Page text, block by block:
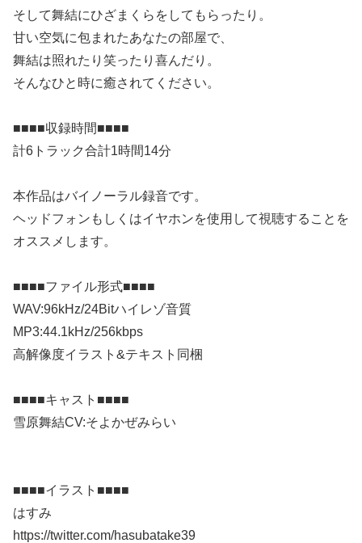
そして舞結にひざまくらをしてもらったり。
甘い空気に包まれたあなたの部屋で、
舞結は照れたり笑ったり喜んだり。
そんなひと時に癒されてください。
■■■■収録時間■■■■
計6トラック合計1時間14分
本作品はバイノーラル録音です。
ヘッドフォンもしくはイヤホンを使用して視聴することを
オススメします。
■■■■ファイル形式■■■■
WAV:96kHz/24Bitハイレゾ音質
MP3:44.1kHz/256kbps
高解像度イラスト&テキスト同梱
■■■■キャスト■■■■
雪原舞結CV:そよかぜみらい
■■■■イラスト■■■■
はすみ
https://twitter.com/hasubatake39